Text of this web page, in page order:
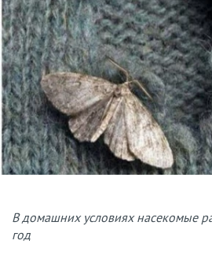
В домашних условиях насекомые
год